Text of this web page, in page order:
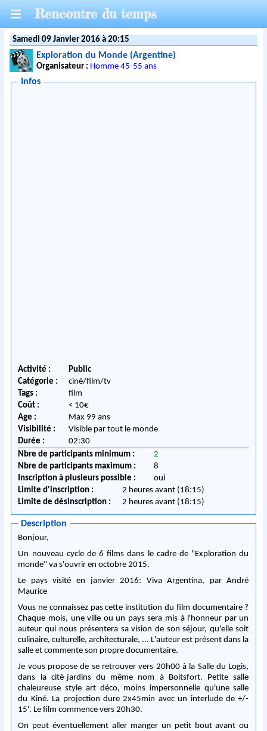
Rencontre du temps
Samedi 09 Janvier 2016 à 20:15
Exploration du Monde (Argentine)
Organisateur : Homme 45-55 ans
Infos
Activité :
Public
Catégorie :
ciné/film/tv
Tags :
film
Coût :
< 10€
Age :
Max 99 ans
Visibilité :
Visible par tout le monde
Durée :
02:30
Nbre de participants minimum :
2
Nbre de participants maximum :
8
Inscription à plusieurs possible :
oui
Limite d'inscription :
2 heures avant (18:15)
Limite de désinscription :
2 heures avant (18:15)
Description
Bonjour,
Un nouveau cycle de 6 films dans le cadre de "Exploration du
monde" va s'ouvrir en octobre 2015.
Le pays visité en janvier 2016: Viva Argentina, par André
Maurice
Vous ne connaissez pas cette institution du film documentaire ?
Chaque mois, une ville ou un pays sera mis à l'honneur par un
auteur qui nous présentera sa vision de son séjour, qu'elle soit
culinaire, culturelle, architecturale, ... L'auteur est présent dans la
salle et commente son propre documentaire.
Je vous propose de se retrouver vers 20h00 à la Salle du Logis,
dans la cité-jardins du même nom à Boitsfort. Petite salle
chaleureuse style art déco, moins impersonnelle qu'une salle
du Kiné. La projection dure 2x45min avec un interlude de +/-
15'. Le film commence vers 20h30.
On peut éventuellement aller manger un petit bout avant ou